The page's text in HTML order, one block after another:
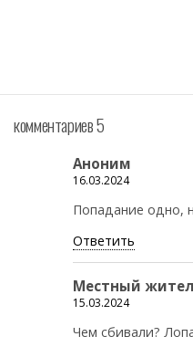
комментариев 5
Аноним
16.03.2024
Попадание одно,
Ответить
Местный
15.03.2024
Чем сбивали?